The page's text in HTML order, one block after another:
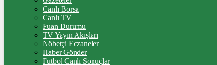
% 0.38
GRAM ALTIN
%2,59
ÇEYREK ALTIN
Canlı Borsa
Canlı TV
Puan Durumu
TV Yayın Akışları
Nöbetçi Eczaneler
Haber Gönder
Futbol Canlı Sonuçlar